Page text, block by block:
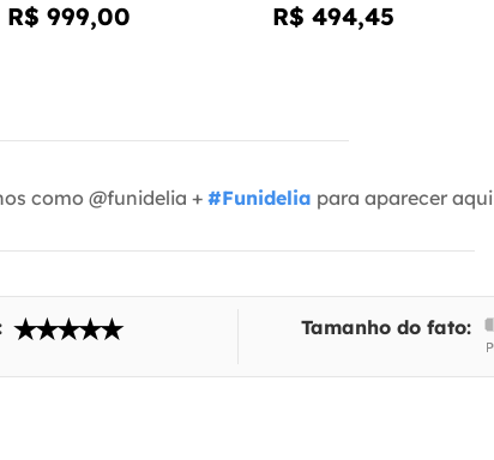
R$ 999,00 R$ 494,45
como @funidelia + #Funidelia para aparecer aqui
Tamanho do fato: